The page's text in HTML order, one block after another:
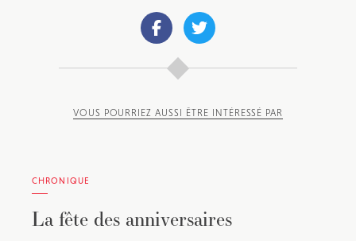
VOUS POURRIEZ AUSSI ÊTRE INTÉRESSÉ PAR
CHRONIQUE
La fête des anniversaires